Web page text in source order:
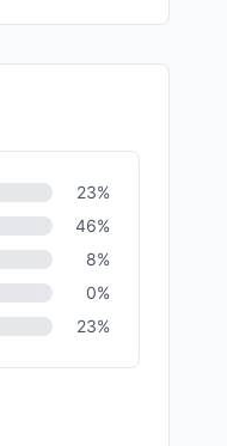
23%
46%
8%
0%
23%